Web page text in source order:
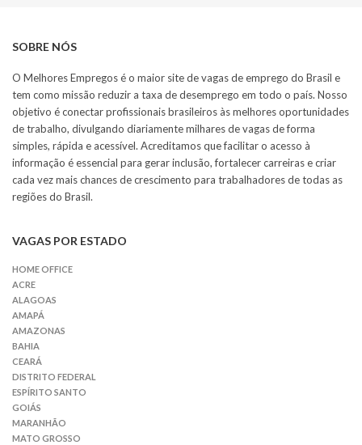
SOBRE NÓS
O Melhores Empregos é o maior site de vagas de emprego do Brasil e
tem como missão reduzir a taxa de desemprego em todo o país. Nosso
objetivo é conectar profissionais brasileiros às melhores oportunidades
de trabalho, divulgando diariamente milhares de vagas de forma
simples, rápida e acessível. Acreditamos que facilitar o acesso à
informação é essencial para gerar inclusão, fortalecer carreiras e criar
cada vez mais chances de crescimento para trabalhadores de todas as
regiões do Brasil.
VAGAS POR ESTADO
HOME OFFICE
ACRE
ALAGOAS
AMAPÁ
AMAZONAS
BAHIA
CEARÁ
DISTRITO FEDERAL
ESPÍRITO SANTO
GOIÁS
MARANHÃO
MATO GROSSO